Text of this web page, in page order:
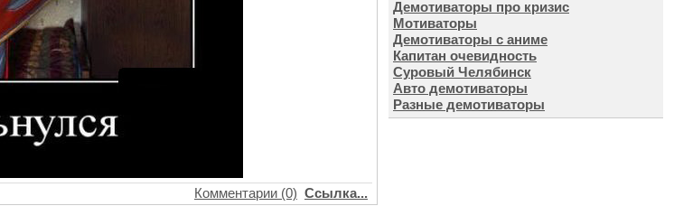
Комментарии (0) Ссылка...
Демотиваторы про кризис
Мотиваторы
Демотиваторы с аниме
Капитан очевидность
Суровый Челябинск
Авто демотиваторы
Разные демотиваторы